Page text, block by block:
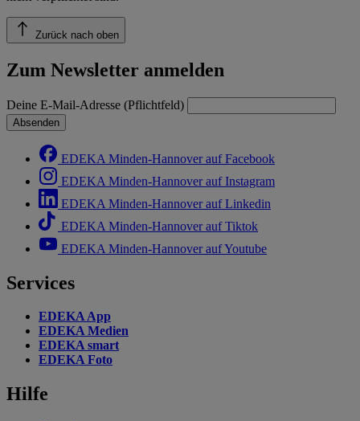
Zurück nach oben
Zum Newsletter anmelden
Deine E-Mail-Adresse (Pflichtfeld)
Absenden
EDEKA Minden-Hannover auf Facebook
EDEKA Minden-Hannover auf Instagram
EDEKA Minden-Hannover auf Linkedin
EDEKA Minden-Hannover auf Tiktok
EDEKA Minden-Hannover auf Youtube
Services
EDEKA App
EDEKA Medien
EDEKA smart
EDEKA Foto
Hilfe